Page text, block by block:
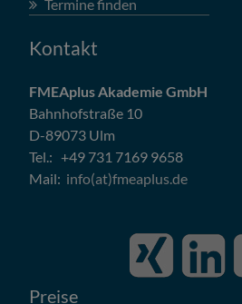
Termine finden
Kontakt
FMEAplus Akademie GmbH
Bahnhofstraße 10
D-89073 Ulm
Tel.: +49 731 7169 9658
Mail: info(at)fmeaplus.de
Preise